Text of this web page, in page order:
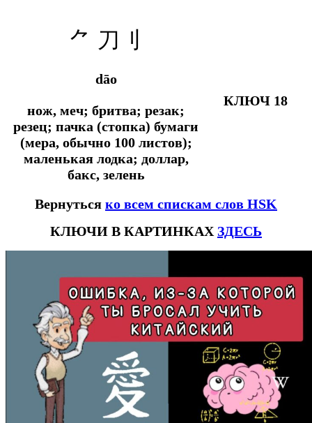
⺈ 刀刂
dāo
нож, меч; бритва; резак;
резец; пачка (стопка) бумаги
(мера, обычно 100 листов);
маленькая лодка; доллар,
бакс, зелень
КЛЮЧ 18
Вернуться ко всем спискам слов HSK
КЛЮЧИ В КАРТИНКАХ ЗДЕСЬ